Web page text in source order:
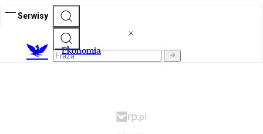
Serwisy
Ekonomia